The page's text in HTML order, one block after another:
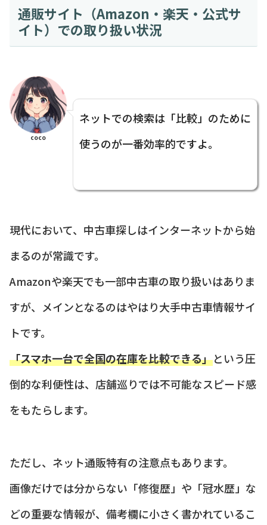
通販サイト（Amazon・楽天・公式サ
イト）での取り扱い状況
coco
ネットでの検索は「比較」のために
使うのが一番効率的ですよ。
現代において、中古車探しはインターネットから始
まるのが常識です。
Amazonや楽天でも一部中古車の取り扱いはありま
すが、メインとなるのはやはり大手中古車情報サイ
トです。
「スマホ一台で全国の在庫を比較できる」という圧
倒的な利便性は、店舗巡りでは不可能なスピード感
をもたらします。
ただし、ネット通販特有の注意点もあります。
画像だけでは分からない「修復歴」や「冠水歴」な
どの重要な情報が、備考欄に小さく書かれているこ